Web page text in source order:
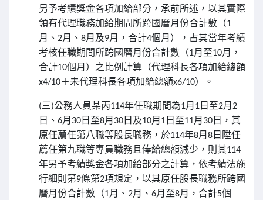
另予考績獎金各項加給部分，承前所述，以其實際
領有代理職務加給期間所跨國曆月份合計數（1
月、 2月、 8月及9月，合計4個月），占其當年考績
考核任職期間所跨國曆月份合計數（1月至10月，
合計10個月）之比例計算（代理科長各項加給總額
x4/10＋未代理科長各項加給總額x6/10）。
(三)公務人員某丙114年任職期間為1月 1 日至2月 2
日、 6月 30 日至8月 30 日及10月 1 日至11月 30 日，其
原任薦任第八職等股長職務，於114年8月 8 日陞任
薦任第九職等專員職務且俸給總額減少，則其114
年另予考績獎金各項加給部分之計算，依考績法施
行細則第9條第2項規定，以其原任股長職務所跨國
曆月份合計數（1月、 2月、 6月至8月，合計5個